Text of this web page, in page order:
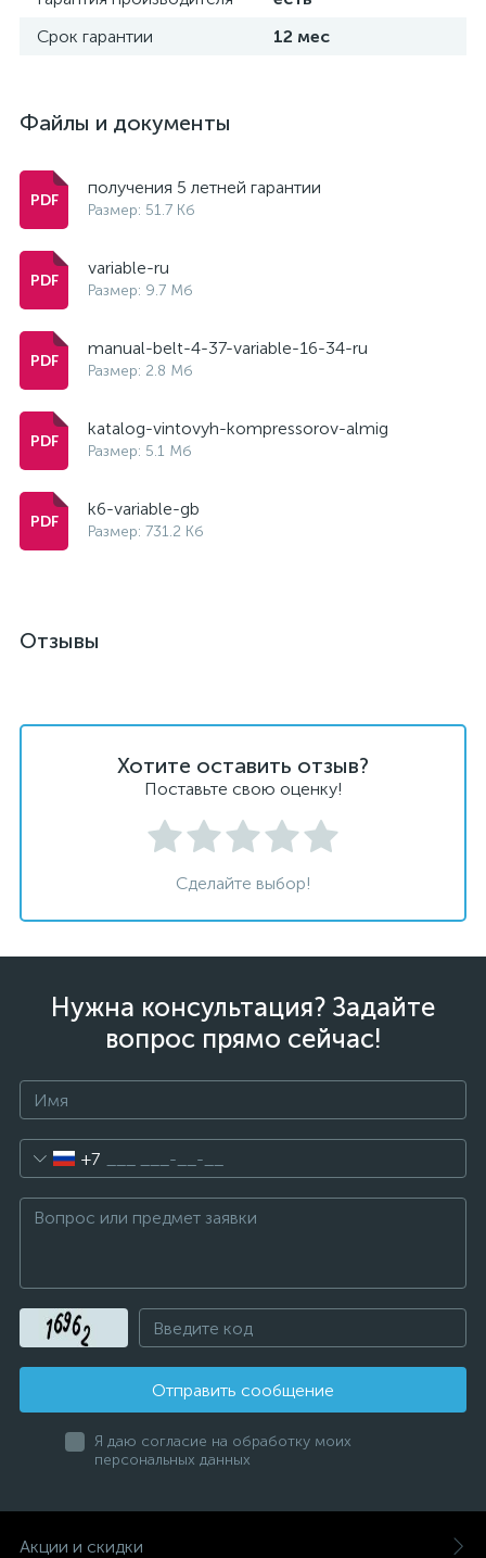
Срок гарантии
12 мес
Файлы и документы
получения 5 летней гарантии
Размер: 51.7 Кб
variable-ru
Размер: 9.7 Мб
manual-belt-4-37-variable-16-34-ru
Размер: 2.8 Мб
katalog-vintovyh-kompressorov-almig
Размер: 5.1 Мб
k6-variable-gb
Размер: 731.2 Кб
Отзывы
Хотите оставить отзыв?
Поставьте свою оценку!
Сделайте выбор!
Нужна консультация? Задайте
вопрос прямо сейчас!
+7
Отправить сообщение
Я даю согласие на обработку моих
персональных данных
Акции и скидки